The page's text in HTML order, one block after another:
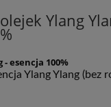
Ylang
- esencja 100%
Ylang Ylang (bez